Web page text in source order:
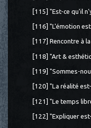
[115] "Est-ce qu'il
[116] "L'émotion
[117] Rencontre à
[118] "Art &
[119] "Sommes-
[120] "La réalité
[121] "Le temps
[122] "Expliquer